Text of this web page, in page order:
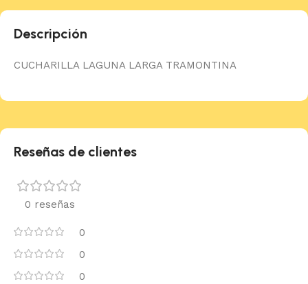
Descripción
CUCHARILLA LAGUNA LARGA TRAMONTINA
Reseñas de clientes
0 reseñas
0
0
0